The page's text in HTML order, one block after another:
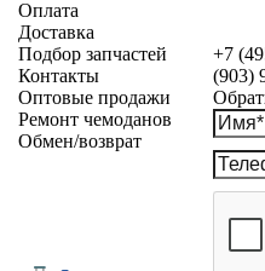
+7
(903)
Оплата
Доставка
Подбор запчастей
Контакты
Оптовые продажи
Ремонт чемоданов
Обмен/возврат